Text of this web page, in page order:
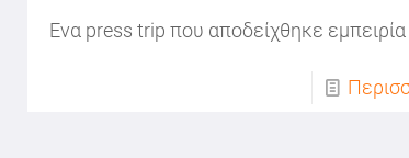
Ενα press trip που αποδείχθηκε